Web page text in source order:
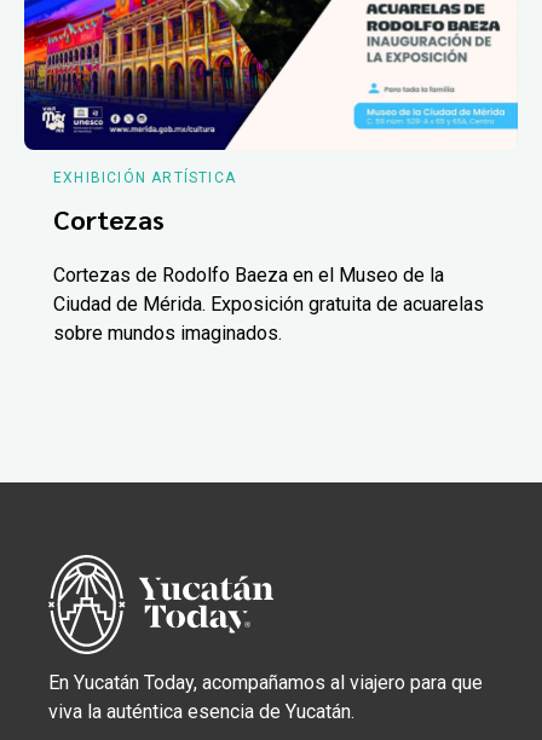
EXHIBICIÓN ARTÍSTICA
Cortezas
Cortezas de Rodolfo Baeza en el Museo de la
Ciudad de Mérida. Exposición gratuita de acuarelas
sobre mundos imaginados.
En Yucatán Today, acompañamos al viajero para que
viva la auténtica esencia de Yucatán.